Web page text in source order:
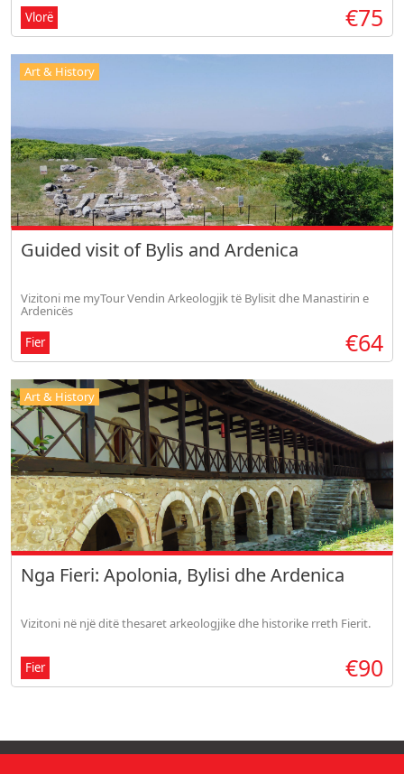
Vlorë
€75
Art & History
Guided visit of Bylis and Ardenica
Vizitoni me myTour Vendin Arkeologjik të Bylisit dhe Manastirin e
Ardenicës
Fier
€64
Art & History
Nga Fieri: Apolonia, Bylisi dhe Ardenica
Vizitoni në një ditë thesaret arkeologjike dhe historike rreth Fierit.
Fier €90